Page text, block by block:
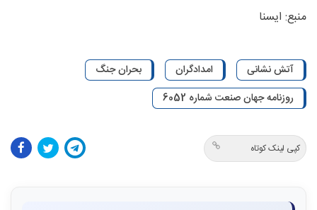
منبع: ایسنا
آتش نشانی امدادگران
بحران جنگ
روزنامه جهان صنعت شماره 6052
کپی لینک کوتاه